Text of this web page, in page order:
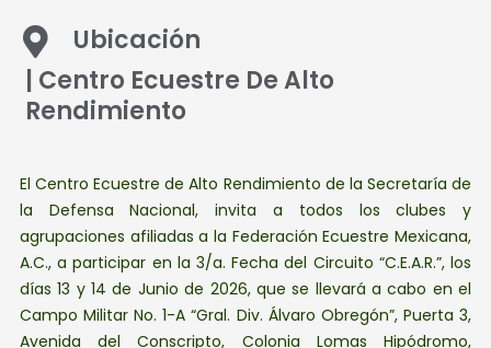
Ubicación
| Centro Ecuestre De Alto
Rendimiento
El Centro Ecuestre de Alto Rendimiento de la Secretaría de
la Defensa Nacional, invita a todos los clubes y
agrupaciones afiliadas a la Federación Ecuestre Mexicana,
A.C., a participar en la 3/a. Fecha del Circuito “C.E.A.R.”, los
días 13 y 14 de Junio de 2026, que se llevará a cabo en el
Campo Militar No. 1-A “Gral. Div. Álvaro Obregón”, Puerta 3,
Avenida del Conscripto, Colonia Lomas Hipódromo,